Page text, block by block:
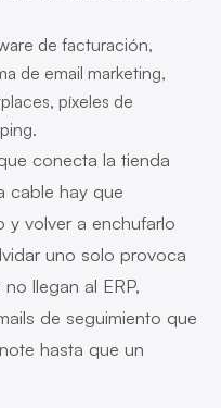
de facturación,
de email marketing,
píxeles de
conecta la tienda
cable hay que
y volver a enchufarlo
uno solo provoca
llegan al ERP,
de seguimiento que
hasta que un